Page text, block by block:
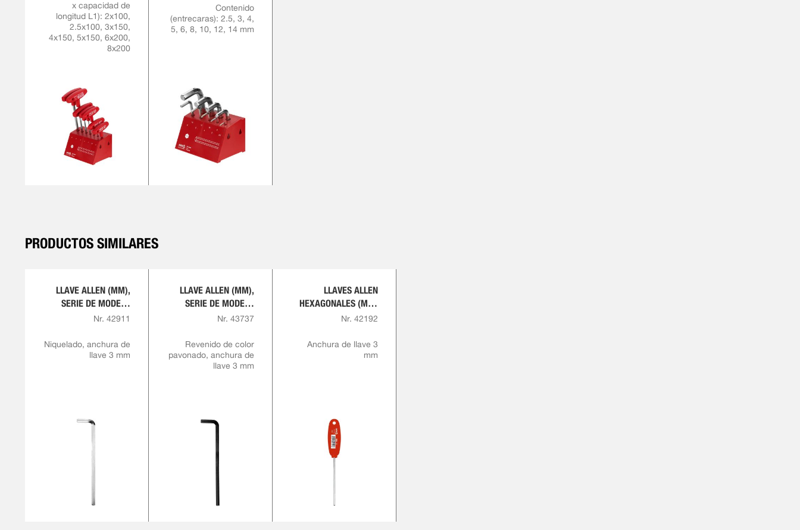
x capacidad de
longitud L1): 2x100,
2.5x100, 3x150,
4x150, 5x150, 6x200,
8x200
Contenido
(entrecaras): 2.5, 3, 4,
5, 6, 8, 10, 12, 14 mm
PRODUCTOS SIMILARES
LLAVE ALLEN (MM),
SERIE DE MODELO
EXTRA LARGA
Nr. 42911
Niquelado, anchura de
llave 3 mm
LLAVE ALLEN (MM),
SERIE DE MODELO
EXTRA LARGA
Nr. 43737
Revenido de color
pavonado, anchura de
llave 3 mm
LLAVES ALLEN
HEXAGONALES (MM)
CON MANGO
Nr. 42192
Anchura de llave 3
mm